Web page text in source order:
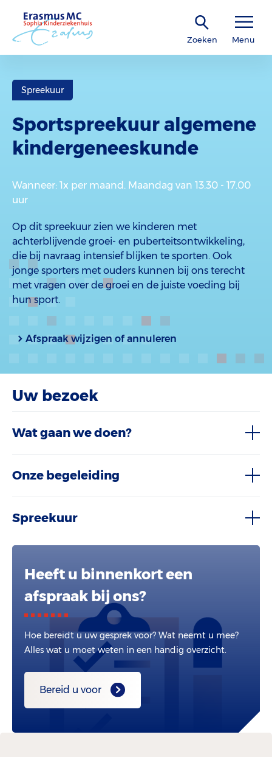
Zoeken Menu
Spreekuur
Sportspreekuur algemene
kindergeneeskunde
Wanneer: 1x per maand. Maandag van 13.30 - 17.00
uur
Op dit spreekuur zien we kinderen met
achterblijvende groei- en puberteitsontwikkeling,
die bij navraag intensief blijken te sporten. Ook
jonge sporters met ouders kunnen bij ons terecht
met vragen over de groei en de juiste voeding bij
hun sport.
Afspraak wijzigen of annuleren
Uw bezoek
Wat gaan we doen?
Onze begeleiding
Spreekuur
Heeft u binnenkort een
afspraak bij ons?
Hoe bereidt u uw gesprek voor? Wat neemt u mee?
Alles wat u moet weten in een handig overzicht.
Bereid u voor